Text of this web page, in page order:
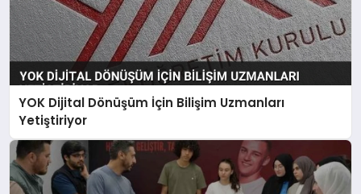
YOK Dijital Dönüşüm İçin Bilişim Uzmanları
Yetiştiriyor